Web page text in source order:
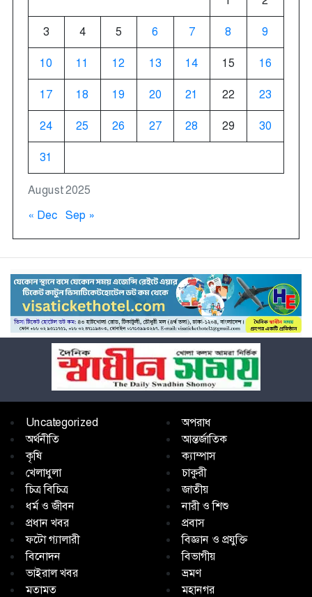
August 2025
3 4 5 6 7 8 9
10 11 12 13 14 15 16
17 18 19 20 21 22 23
24 25 26 27 28 29 30
31
« Dec Sep »
Uncategorized
অপরাধ
অর্থনীতি
আন্তর্জাতিক
কৃষি
ক্যাম্পাস
খেলাধুলা
চাকুরী
চিত্র বিচিত্র
জাতীয়
ধর্ম ও জীবন
নারী ও শিশু
প্রধান খবর
প্রবাস
ফটো গ্যালারী
বিজ্ঞান ও প্রযুক্তি
বিনোদন
বিভাগীয়
ভাইরাল খবর
ভ্রমণ
মতামত
মহানগর